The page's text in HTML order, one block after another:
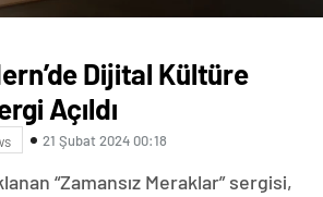
Dijital Kültüre
Açıldı
21 Şubat 2024 00:18
“Zamansız Meraklar” sergisi,